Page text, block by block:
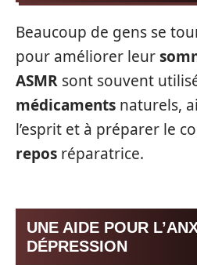
Beaucoup de gens se
pour améliorer leur
ASMR sont souvent
médicaments naturels,
l’esprit et à préparer le
repos réparatrice.
UNE AIDE POUR
DÉPRESSION